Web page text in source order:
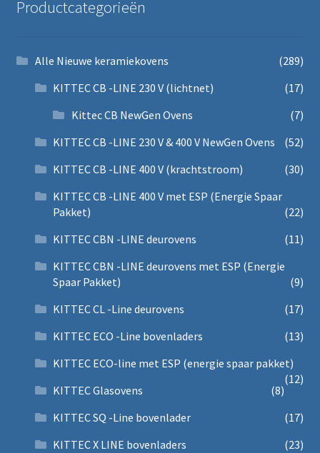
Productcategorieën
Alle Nieuwe keramiekovens
(289)
KITTEC CB -LINE 230 V (lichtnet)
(17)
Kittec CB NewGen Ovens
(7)
KITTEC CB -LINE 230 V & 400 V NewGen Ovens
(52)
KITTEC CB -LINE 400 V (krachtstroom)
(30)
KITTEC CB -LINE 400 V met ESP (Energie Spaar
Pakket)
(22)
KITTEC CBN -LINE deurovens
(11)
KITTEC CBN -LINE deurovens met ESP (Energie
Spaar Pakket)
(9)
KITTEC CL -Line deurovens
(17)
KITTEC ECO -Line bovenladers
(13)
KITTEC ECO-line met ESP (energie spaar pakket)
(12)
KITTEC Glasovens
(8)
KITTEC SQ -Line bovenlader
(17)
KITTEC X LINE bovenladers
(23)